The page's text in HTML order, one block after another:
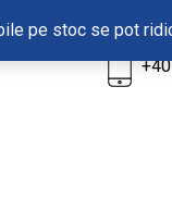
pe stoc se pot